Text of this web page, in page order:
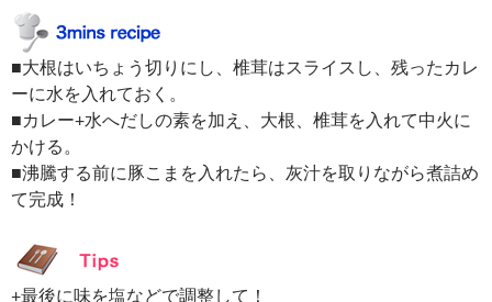
■大根はいちょう切りにし、椎茸はスライスし、残ったカレ
ーに水を入れておく。
■カレー+水へだしの素を加え、大根、椎茸を入れて中火に
かける。
■沸騰する前に豚こまを入れたら、灰汁を取りながら煮詰め
て完成！
+最後に味を塩などで調整して！